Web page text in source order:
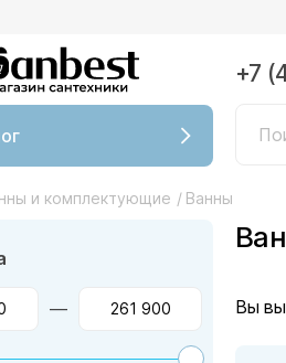
+7
и комплектующие / Ванны
— Вы